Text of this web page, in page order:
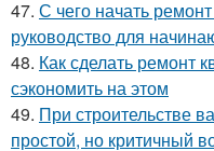
47. С чего начать
руководство для
48. Как сделать ремонт
сэкономить на этом
49. При строительстве
простой, но критичный